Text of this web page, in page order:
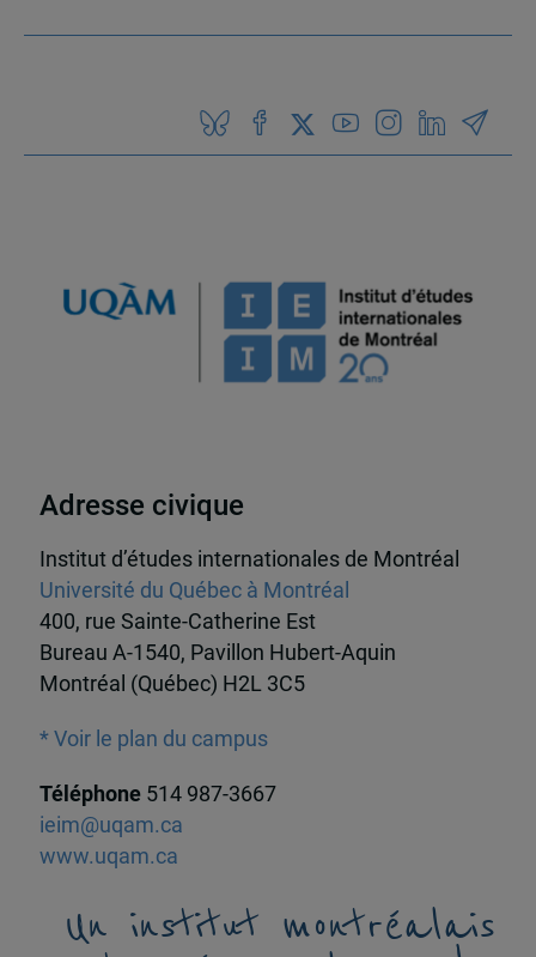
Adresse civique
Institut d’études internationales de Montréal
Université du Québec à Montréal
400, rue Sainte-Catherine Est
Bureau A-1540, Pavillon Hubert-Aquin
Montréal (Québec) H2L 3C5
* Voir le plan du campus
Téléphone 514 987-3667
ieim@uqam.ca
www.uqam.ca
Un institut montréalais